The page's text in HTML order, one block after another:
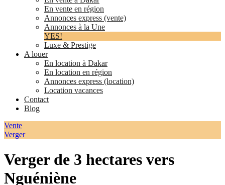
En vente en région
Annonces express (vente)
Annonces à la Une
YES!
Luxe & Prestige
A louer
En location à Dakar
En location en région
Annonces express (location)
Location vacances
Contact
Blog
Vente
Verger
Verger de 3 hectares vers
Nguéniène